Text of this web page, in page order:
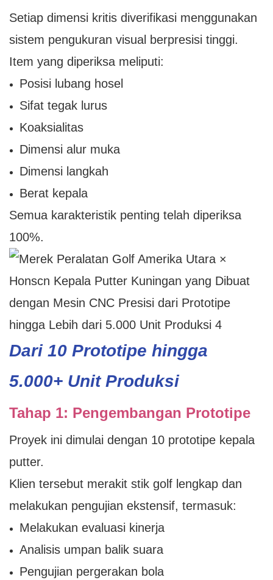
Setiap dimensi kritis diverifikasi menggunakan
sistem pengukuran visual berpresisi tinggi.
Item yang diperiksa meliputi:
Posisi lubang hosel
Sifat tegak lurus
Koaksialitas
Dimensi alur muka
Dimensi langkah
Berat kepala
Semua karakteristik penting telah diperiksa
100%.
Dari 10 Prototipe hingga
5.000+ Unit Produksi
Tahap 1: Pengembangan Prototipe
Proyek ini dimulai dengan 10 prototipe kepala
putter.
Klien tersebut merakit stik golf lengkap dan
melakukan pengujian ekstensif, termasuk:
Melakukan evaluasi kinerja
Analisis umpan balik suara
Pengujian pergerakan bola